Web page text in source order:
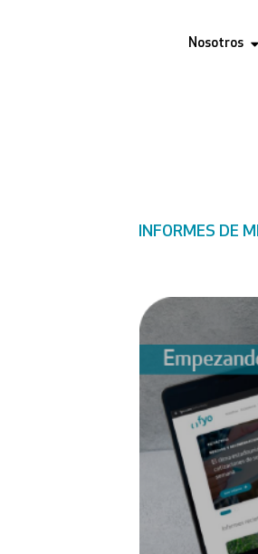
Nosotros
INFORMES DE